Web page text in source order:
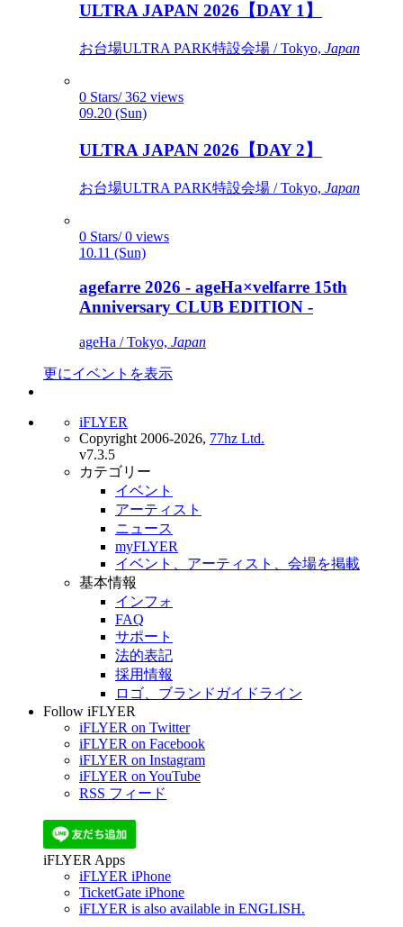
ULTRA JAPAN 2026【DAY 1】
お台場ULTRA PARK特設会場 / Tokyo, Japan
0 Stars/ 362 views
09.20 (Sun)
ULTRA JAPAN 2026【DAY 2】
お台場ULTRA PARK特設会場 / Tokyo, Japan
0 Stars/ 0 views
10.11 (Sun)
agefarre 2026 - ageHa×velfarre 15th
Anniversary CLUB EDITION -
ageHa / Tokyo, Japan
更にイベントを表示
iFLYER
Copyright 2006-2026, 77hz Ltd.
v7.3.5
カテゴリー
イベント
アーティスト
ニュース
myFLYER
イベント、アーティスト、会場を掲載
基本情報
インフォ
FAQ
サポート
法的表記
採用情報
ロゴ、ブランドガイドライン
Follow iFLYER
iFLYER on Twitter
iFLYER on Facebook
iFLYER on Instagram
iFLYER on YouTube
RSS フィード
iFLYER Apps
iFLYER iPhone
TicketGate iPhone
iFLYER is also available in ENGLISH.